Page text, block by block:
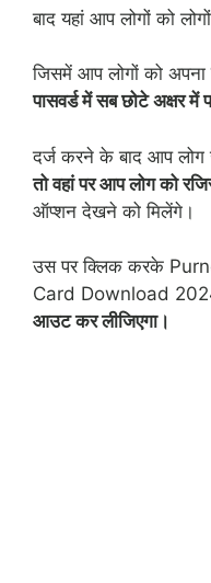
बाद यहां आप लोगों को
जिसमें आप लोगों को अपना
पासवर्ड में सब छोटे अक्षर में
दर्ज करने के बाद आप
तो वहां पर आप लोग को
ऑप्शन देखने को मिलेंगे।
उस पर क्लिक करके
Card Download
आउट कर लीजिएगा।